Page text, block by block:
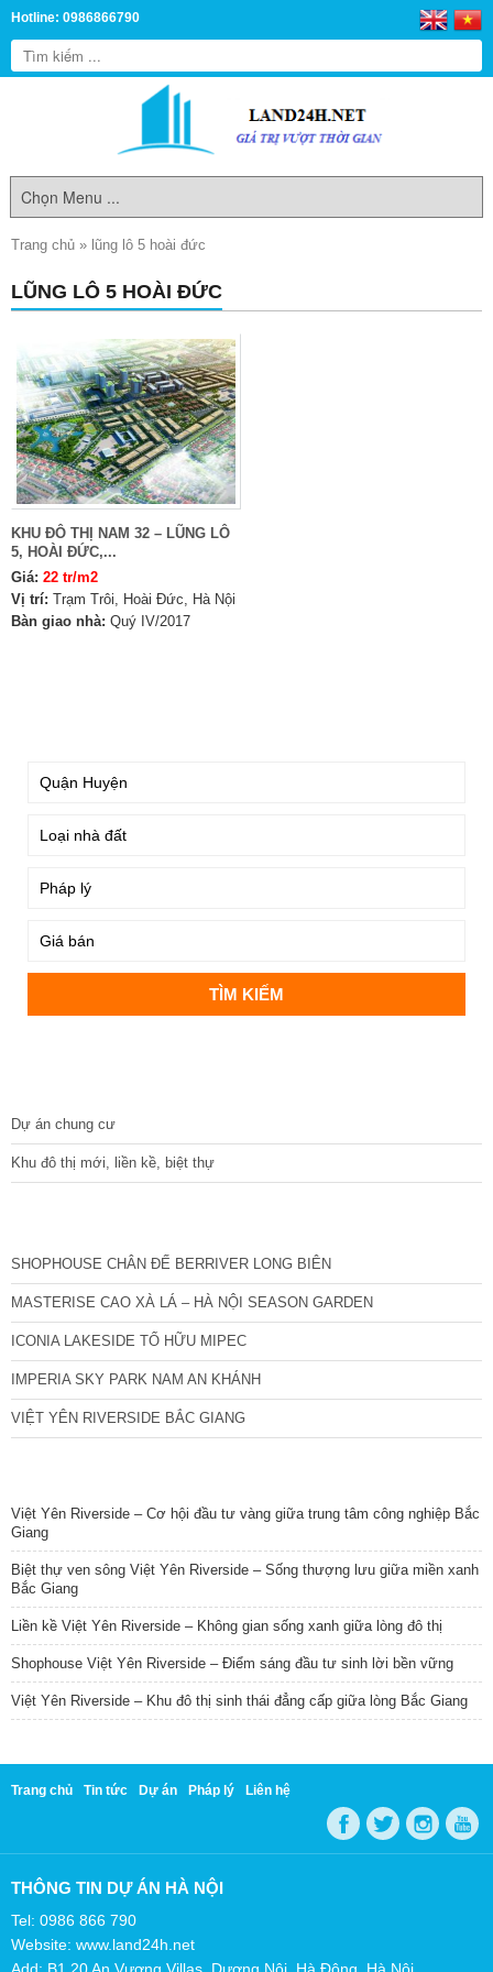
Hotline: 0986866790
Trang chủ » lũng lô 5 hoài đức
LŨNG LÔ 5 HOÀI ĐỨC
KHU ĐÔ THỊ NAM 32 – LŨNG LÔ
5, HOÀI ĐỨC,...
Giá: 22 tr/m2
Vị trí: Trạm Trôi, Hoài Đức, Hà Nội
Bàn giao nhà: Quý IV/2017
Dự án chung cư
Khu đô thị mới, liền kề, biệt thự
SHOPHOUSE CHÂN ĐẾ BERRIVER LONG BIÊN
MASTERISE CAO XÀ LÁ – HÀ NỘI SEASON GARDEN
ICONIA LAKESIDE TỐ HỮU MIPEC
IMPERIA SKY PARK NAM AN KHÁNH
VIỆT YÊN RIVERSIDE BẮC GIANG
Việt Yên Riverside – Cơ hội đầu tư vàng giữa trung tâm công nghiệp Bắc
Giang
Biệt thự ven sông Việt Yên Riverside – Sống thượng lưu giữa miền xanh
Bắc Giang
Liền kề Việt Yên Riverside – Không gian sống xanh giữa lòng đô thị
Shophouse Việt Yên Riverside – Điểm sáng đầu tư sinh lời bền vững
Việt Yên Riverside – Khu đô thị sinh thái đẳng cấp giữa lòng Bắc Giang
Trang chủ Tin tức Dự án Pháp lý Liên hệ
THÔNG TIN DỰ ÁN HÀ NỘI
Tel: 0986 866 790
Website: www.land24h.net